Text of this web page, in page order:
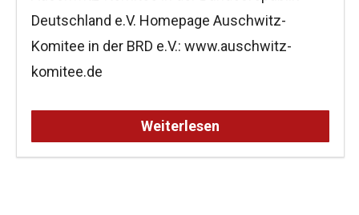
Deutschland e.V. Homepage Auschwitz-
Komitee in der BRD e.V.: www.auschwitz-
komitee.de
Weiterlesen